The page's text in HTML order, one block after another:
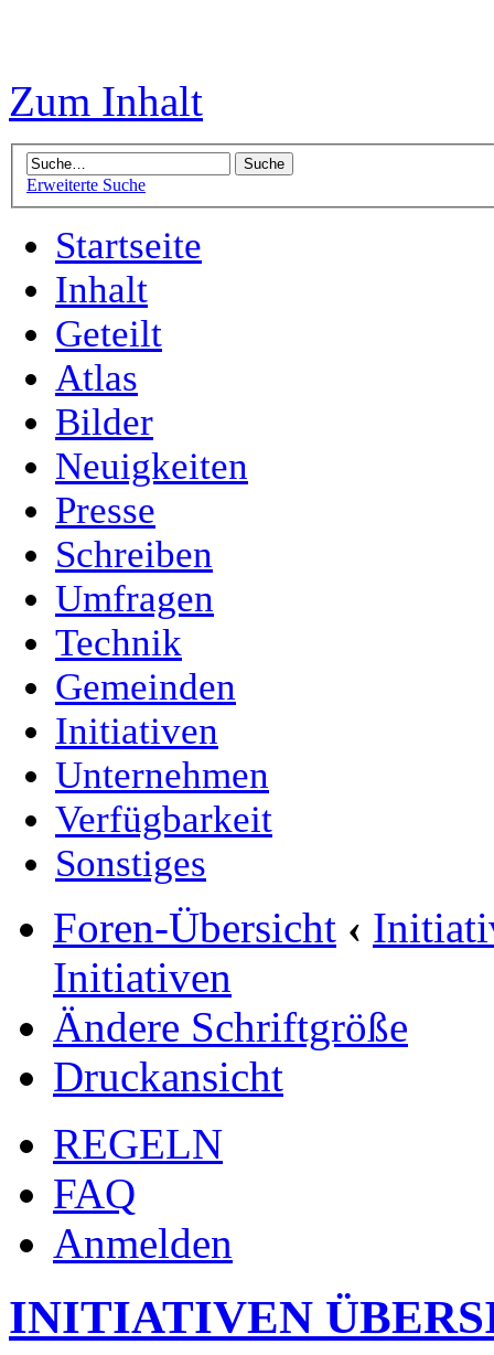
Zum Inhalt
Erweiterte Suche
Startseite
Inhalt
Geteilt
Atlas
Bilder
Neuigkeiten
Presse
Schreiben
Umfragen
Technik
Gemeinden
Initiativen
Unternehmen
Verfügbarkeit
Sonstiges
Foren-Übersicht ‹
Initiativen
Ändere Schriftgröße
Druckansicht
REGELN
FAQ
Anmelden
INITIATIVEN